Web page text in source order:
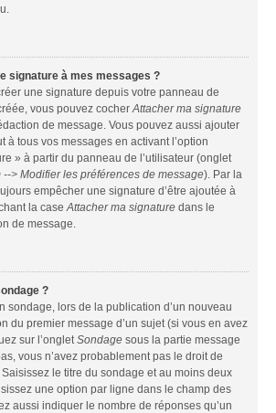
signature à mes messages ?
une signature depuis votre panneau de
vous pouvez cocherAttacher ma signature
de message. Vous pouvez aussi ajouter
à tous vos messages en activant l’option
» à partir du panneau de l’utilisateur (onglet
> Modifier les préférences de message). Par la
empêcher une signature d’être ajoutée à
la caseAttacher ma signature dans le
de message.
?
sondage, lors de la publication d’un nouveau
du premier message d’un sujet (si vous en avez
sur l’ongletSondage sous la partie message
vous n’avez probablement pas le droit de
le titre du sondage et au moins deux
une option par ligne dans le champ des
aussi indiquer le nombre de réponses qu’un